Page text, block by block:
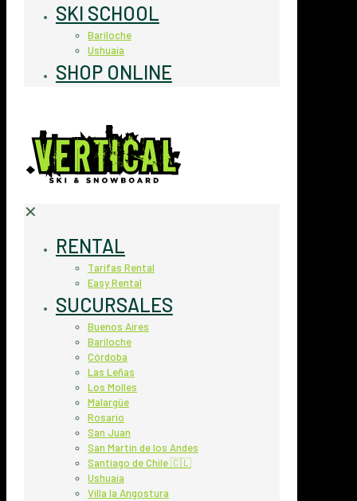
SKI SCHOOL
Bariloche
Ushuaia
SHOP ONLINE
✕
RENTAL
Tarifas Rental
Easy Rental
SUCURSALES
Buenos Aires
Bariloche
Córdoba
Las Leñas
Los Molles
Malargüe
Rosario
San Juan
San Martin de los Andes
Santiago de Chile 🇨🇱
Ushuaia
Villa la Angostura